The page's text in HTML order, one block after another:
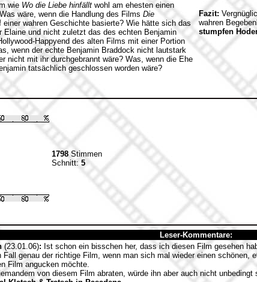
wie Wo die Liebe hinfällt wohl am ehesten einen
wäre, wenn die Handlung des Films Die
wahren Geschichte basierte? Wie hätte sich das
Elaine und nicht zuletzt das des echten Benjamin
Happyend des alten Films mit einer Portion
wenn der echte Benjamin Braddock nicht lautstark
nicht mit ihr durchgebrannt wäre? Was, wenn die Ehe
tatsächlich geschlossen worden wäre?
Fazit:
wahren
stumpfen
1798Stimmen
Schnitt: 5
Leser-Kommentare:
(23.01.06): Ist schon ein bisschen her, dass ich diesen Film gesehen
Fall genau der richtige Film, wenn man sich mal wieder einen schönen,
Film angucken möchte.
von diesem Film abraten, würde ihn aber auch nicht